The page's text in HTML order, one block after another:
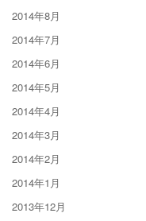
2014年8月
2014年7月
2014年6月
2014年5月
2014年4月
2014年3月
2014年2月
2014年1月
2013年12月